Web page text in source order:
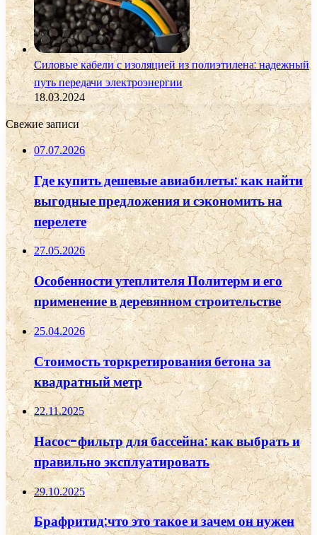
Силовые кабели с изоляцией из полиэтилена: надежный
путь передачи электроэнергии
18.03.2024
Свежие записи
07.07.2026
Где купить дешевые авиабилеты: как найти
выгодные предложения и сэкономить на
перелете
27.05.2026
Особенности утеплителя Политерм и его
применение в деревянном строительстве
25.04.2026
Стоимость торкретирования бетона за
квадратный метр
22.11.2025
Насос-фильтр для бассейна: как выбрать и
правильно эксплуатировать
29.10.2025
Брафритид:что это такое и зачем он нужен